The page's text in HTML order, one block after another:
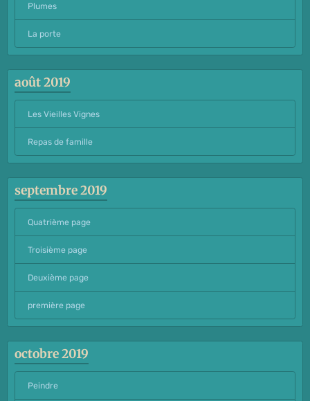
Plumes
La porte
août 2019
Les Vieilles Vignes
Repas de famille
septembre 2019
Quatrième page
Troisième page
Deuxième page
première page
octobre 2019
Peindre